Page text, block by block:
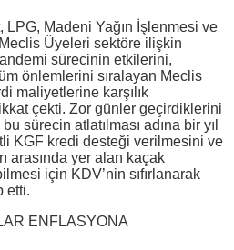
LPG, Madeni Yağın İşlenmesi ve
Üyeleri sektöre ilişkin
sürecinin etkilerini,
önlemlerini sıralayan Meclis
maliyetlerine karşılık
çekti. Zor günler geçirdiklerini
sürecin atlatılması adına bir yıl
KGF kredi desteği verilmesini ve
arasında yer alan kaçak
için KDV’nin sıfırlanarak
etti.
ENFLASYONA